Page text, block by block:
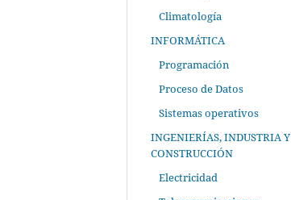
Climatología
INFORMÁTICA
Programación
Proceso de Datos
Sistemas operativos
INGENIERÍAS, INDUSTRIA Y
CONSTRUCCIÓN
Electricidad